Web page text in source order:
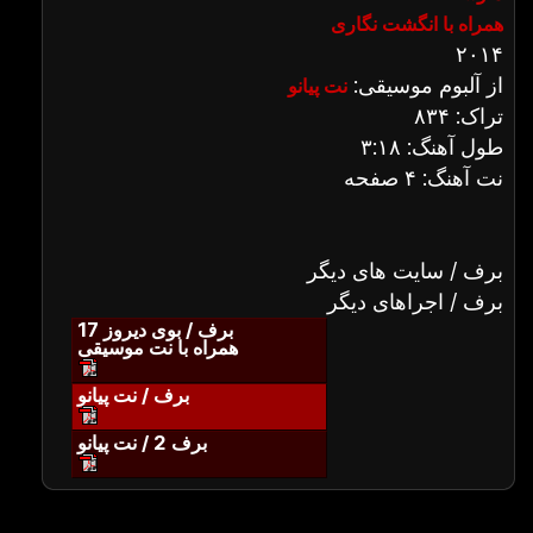
همراه با انگشت نگاری
۲۰۱۴
از آلبوم موسیقی: نت پیانو
تراک: ۸۳۴
طول آهنگ: ۳:۱۸
نت آهنگ: ۴ صفحه
برف / سایت های دیگر
برف / اجراهای دیگر
برف / بوی دیروز 17
همراه با نت موسیقی
برف / نت پیانو
برف 2 / نت پیانو